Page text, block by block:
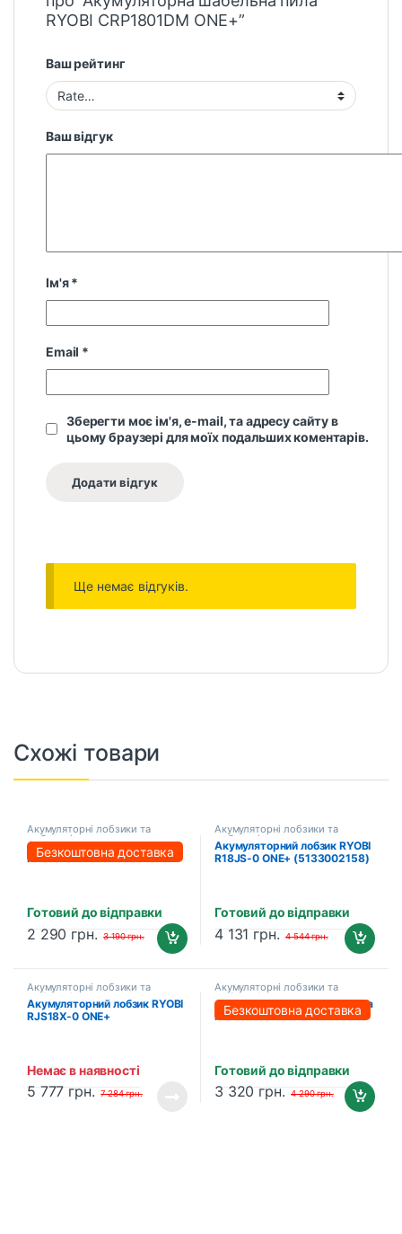
RYOBI CRP1801DM ONE+”
Ваш рейтинг
Ваш відгук
Ім'я*
Email *
Зберегти моє ім'я, e-mail, та адресу сайту в
цьому браузері для моїх подальших коментарів.
Ще немає відгуків.
Схожі товари
Акумуляторні лобзики та
шабельні пили
Безкоштовна доставка
Акумуляторний лобзик
PROFI-TEC PGS2080BL
Готовий до відправки
2 290 грн. 3 190грн.
Акумуляторні лобзики та
шабельні пили
Акумуляторний лобзик RYOBI
R18JS-0 ONE+ (5133002158)
Готовий до відправки
4 131 грн. 4 544грн.
Акумуляторні лобзики та
шабельні пили
Акумуляторний лобзик RYOBI
RJS18X-0 ONE+
Немає в наявності
5 777 грн. 7 284грн.
Акумуляторні лобзики та
шабельні пили
Безкоштовна доставка
Акумуляторна шабельна пила
PROFI-TEC BJR2022
Готовий до відправки
3 320 грн. 4 290грн.